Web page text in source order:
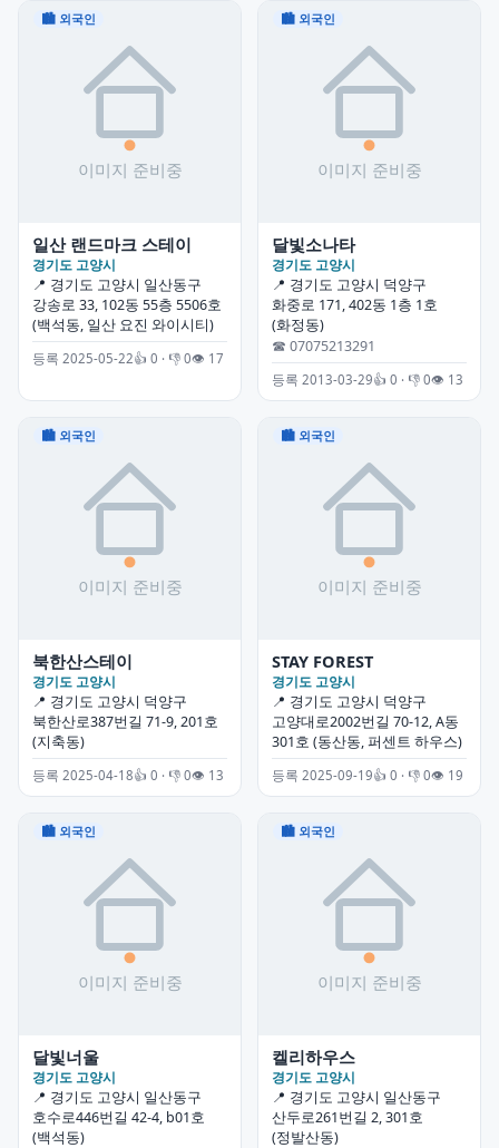
🏙 외국인
일산 랜드마크 스테이
경기도 고양시
📍 경기도 고양시 일산동구
강송로 33, 102동 55층 5506호
(백석동, 일산 요진 와이시티)
등록 2025-05-22👍 0 · 👎 0👁 17
🏙 외국인
달빛소나타
경기도 고양시
📍 경기도 고양시 덕양구
화중로 171, 402동 1층 1호
(화정동)
☎ 07075213291
등록 2013-03-29👍 0 · 👎 0👁 13
🏙 외국인
북한산스테이
경기도 고양시
📍 경기도 고양시 덕양구
북한산로387번길 71-9, 201호
(지축동)
등록 2025-04-18👍 0 · 👎 0👁 13
🏙 외국인
STAY FOREST
경기도 고양시
📍 경기도 고양시 덕양구
고양대로2002번길 70-12, A동
301호 (동산동, 퍼센트 하우스)
등록 2025-09-19👍 0 · 👎 0👁 19
🏙 외국인
달빛너울
경기도 고양시
📍 경기도 고양시 일산동구
호수로446번길 42-4, b01호
(백석동)
🏙 외국인
켈리하우스
경기도 고양시
📍 경기도 고양시 일산동구
산두로261번길 2, 301호
(정발산동)